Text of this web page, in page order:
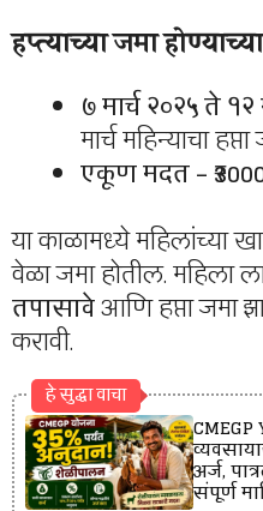
हप्त्याच्या जमा
७ मार्च २०२५ ते १२
मार्च महिन्याचा
एकूण मदत –
या काळामध्ये महिलांच्या
वेळा जमा होतील. महिला
तपासावेआणि हप्ता जमा
करावी.
हे सुद्धा वाचा
अर्ज,
संपूर्ण